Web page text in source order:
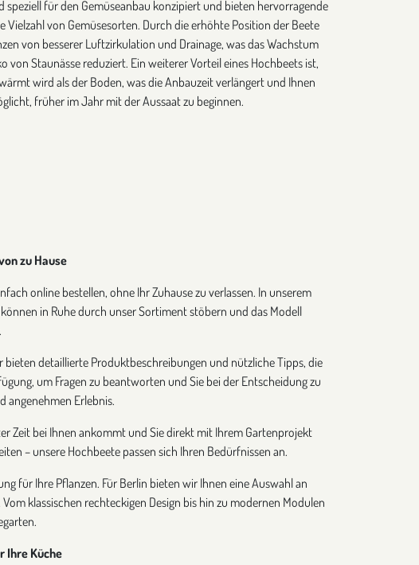
speziell für den Gemüseanbau konzipiert und bieten hervorragende
Vielzahl von Gemüsesorten. Durch die erhöhte Position der Beete
von besserer Luftzirkulation und Drainage, was das Wachstum
von Staunässe reduziert. Ein weiterer Vorteil eines Hochbeets ist,
wird als der Boden, was die Anbauzeit verlängert und Ihnen
früher im Jahr mit der Aussaat zu beginnen.
zu Hause
online bestellen, ohne Ihr Zuhause zu verlassen. In unserem
in Ruhe durch unser Sortiment stöbern und das Modell
bieten detaillierte Produktbeschreibungen und nützliche Tipps, die
um Fragen zu beantworten und Sie bei der Entscheidung zu
angenehmen Erlebnis.
Zeit bei Ihnen ankommt und Sie direkt mit Ihrem Gartenprojekt
– unsere Hochbeete passen sich Ihren Bedürfnissen an.
für Ihre Pflanzen. Für Berlin bieten wir Ihnen eine Auswahl an
klassischen rechteckigen Design bis hin zu modernen Modulen
Ihre Küche